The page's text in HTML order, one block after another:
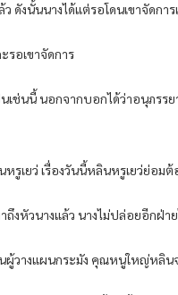
งนั้นนางได้แต่รอโดนเขาจัดการ
รอเขาจัดการ
ช่นนี้ นอกจากบอกได้ว่าอนุภรร
เยว่ เรื่องวันนี้หลินหรูเยว่ย่อมต้
ถึงหัวนางแล้ว นางไม่ปล่อยอีกฝ่า
นผู้วางแผนกระมัง คุณหนูใหญ่ห